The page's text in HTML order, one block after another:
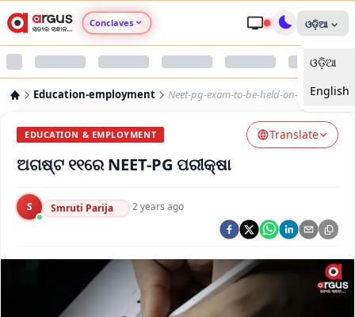
Conclaves
Argus Nari Shakti
Argus Education Next
Argus Swaad Odisha
Argus Chalo Dekhein Apna Desh
ଓଡ଼ିଆ
ଓଡ଼ିଆ
English
Education-employment Neet-pg-exam-to-be-held-on-august-11
EDUCATION & EMPLOYMENT Translate
ଅଗଷ୍ଟ ୧୧ରେ NEET-PG ପରୀକ୍ଷା
S Smruti Parija ·2 years ago